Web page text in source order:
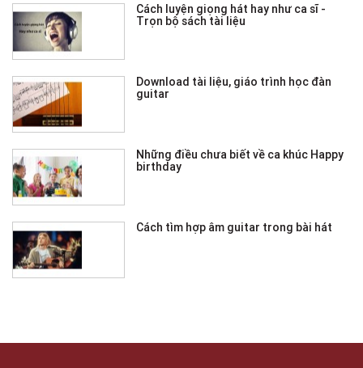
Cách luyện giọng hát hay như ca sĩ -
Trọn bộ sách tài liệu
Download tài liệu, giáo trình học đàn
guitar
Những điều chưa biết về ca khúc Happy
birthday
Cách tìm hợp âm guitar trong bài hát